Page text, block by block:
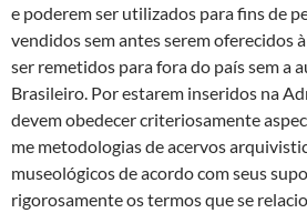
e poderem ser utilizados para fins de
vendidos sem antes serem oferecidos
ser remetidos para fora do país sem a
Brasileiro. Por estarem inseridos na
devem obedecer criteriosamente
me metodologias de acervos
museológicos de acordo com seus
rigorosamente os termos que se